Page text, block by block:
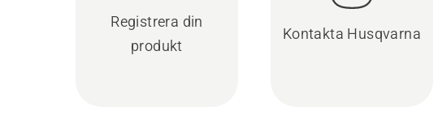
Registrera din
produkt
Kontakta Husqvarna